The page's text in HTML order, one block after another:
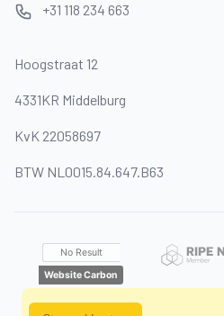
+31 118 234 663
Hoogstraat 12
4331KR Middelburg
KvK 22058697
BTW NL0015.84.647.B63
No Result
Website Carbon